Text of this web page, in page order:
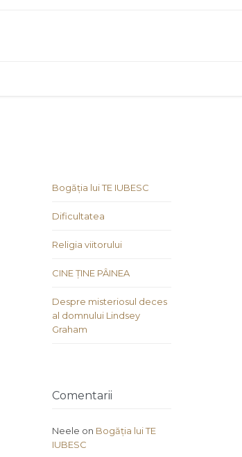
Bogăția lui TE IUBESC
Dificultatea
Religia viitorului
CINE ȚINE PÂINEA
Despre misteriosul deces
al domnului Lindsey
Graham
Comentarii
Neele on Bogăția lui TE
IUBESC